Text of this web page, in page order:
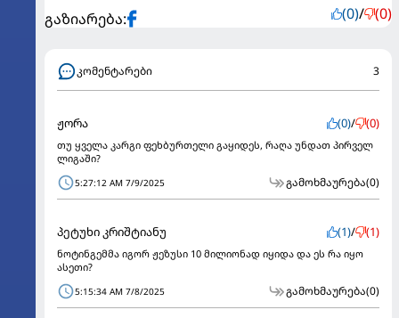
გაზიარება: (0)/ (0)
კომენტარები 3
ჟორა (0)/ (0)
თუ ყველა კარგი ფეხბურთელი გაყიდეს, რაღა უნდათ პირველ
ლიგაში?
5:27:12 AM 7/9/2025 გამოხმაურება(0)
პეტუხი კრიშტიანუ (1)/ (1)
ნოტინგემმა იგორ ჟეზუსი 10 მილიონად იყიდა და ეს რა იყო
ასეთი?
5:15:34 AM 7/8/2025 გამოხმაურება(0)